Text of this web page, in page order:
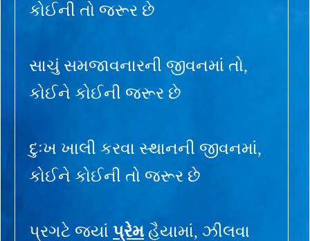
કોઈની તો જરૂર છે
સાચું સમજાવનારની જીવનમાં તો,
કોઈને કોઈની જરૂર છે
દુઃખ ખાલી કરવા સ્થાનની જીવનમાં,
કોઈને કોઈની તો જરૂર છે
પ્રગટે જ્યાં પ્રેમ હૈયામાં, ઝીલવા